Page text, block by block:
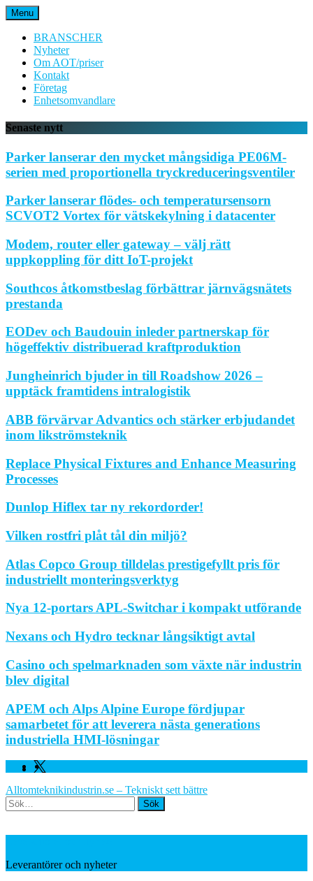
Hoppa
till
innehåll
Menu
BRANSCHER
Nyheter
Om AOT/priser
Kontakt
Företag
Enhetsomvandlare
Senaste nytt
Parker lanserar den mycket mångsidiga PE06M-
serien med proportionella tryckreduceringsventiler
Parker lanserar flödes- och temperatursensorn
SCVOT2 Vortex för vätskekylning i datacenter
Modem, router eller gateway – välj rätt
uppkoppling för ditt IoT-projekt
Southcos åtkomstbeslag förbättrar järnvägsnätets
prestanda
EODev och Baudouin inleder partnerskap för
högeffektiv distribuerad kraftproduktion
Jungheinrich bjuder in till Roadshow 2026 –
upptäck framtidens intralogistik
ABB förvärvar Advantics och stärker erbjudandet
inom likströmsteknik
Replace Physical Fixtures and Enhance Measuring
Processes
Dunlop Hiflex tar ny rekordorder!
Vilken rostfri plåt tål din miljö?
Atlas Copco Group tilldelas prestigefyllt pris för
industriellt monteringsverktyg
Nya 12-portars APL-Switchar i kompakt utförande
Nexans och Hydro tecknar långsiktigt avtal
Casino och spelmarknaden som växte när industrin
blev digital
APEM och Alps Alpine Europe fördjupar
samarbetet för att leverera nästa generations
industriella HMI-lösningar
Facebook
Twitter
Alltomteknikindustrin.se – Tekniskt sett bättre
Search
Leverantörer och nyheter